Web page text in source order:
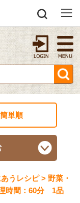
簡単順
うレシピ > 野菜・
時間：60分 1品